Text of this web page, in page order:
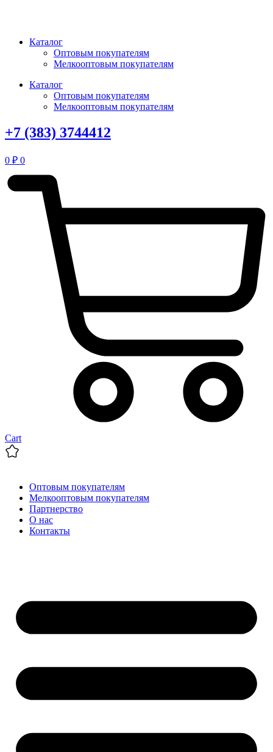
Каталог
Оптовым покупателям
Мелкооптовым покупателям
Каталог
Оптовым покупателям
Мелкооптовым покупателям
+7 (383) 3744412
0 ₽ 0
Cart
Оптовым покупателям
Мелкооптовым покупателям
Партнерство
О нас
Контакты